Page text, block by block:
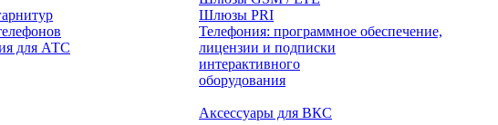
для АТС
Шлюзы PRI
Телефония: программное обеспечение,
лицензии и подписки
оборудования
Аксессуары для ВКС